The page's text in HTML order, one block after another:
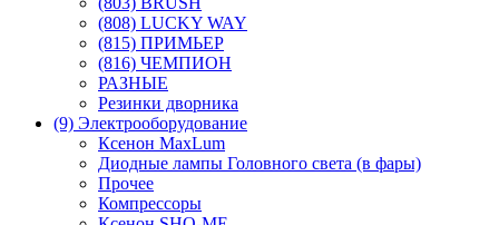
(808) LUCKY WAY
(815) ПРИМЬЕР
(816) ЧЕМПИОН
РАЗНЫЕ
Резинки дворника
(9) Электрооборудование
Ксенон MaxLum
Диодные лампы Головного света (в фары)
Прочее
Компрессоры